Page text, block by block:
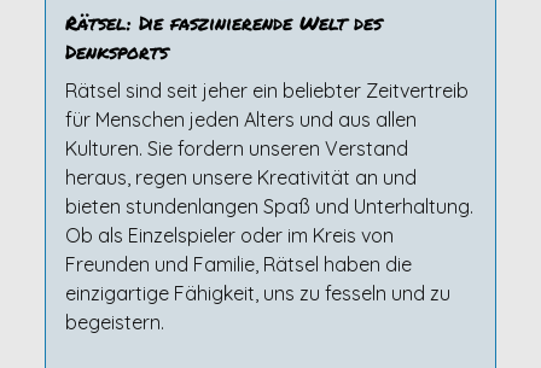
Rätsel: Die faszinierende Welt des
Denksports
Rätsel sind seit jeher ein beliebter Zeitvertreib
für Menschen jeden Alters und aus allen
Kulturen. Sie fordern unseren Verstand
heraus, regen unsere Kreativität an und
bieten stundenlangen Spaß und Unterhaltung.
Ob als Einzelspieler oder im Kreis von
Freunden und Familie, Rätsel haben die
einzigartige Fähigkeit, uns zu fesseln und zu
begeistern.